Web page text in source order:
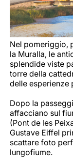
Nel pomeriggio,
la Muralla, le
splendide viste
torre della
delle esperienze
Dopo la
affacciano sul
(Pont de les
Gustave Eiffel
scattare foto
lungofiume.